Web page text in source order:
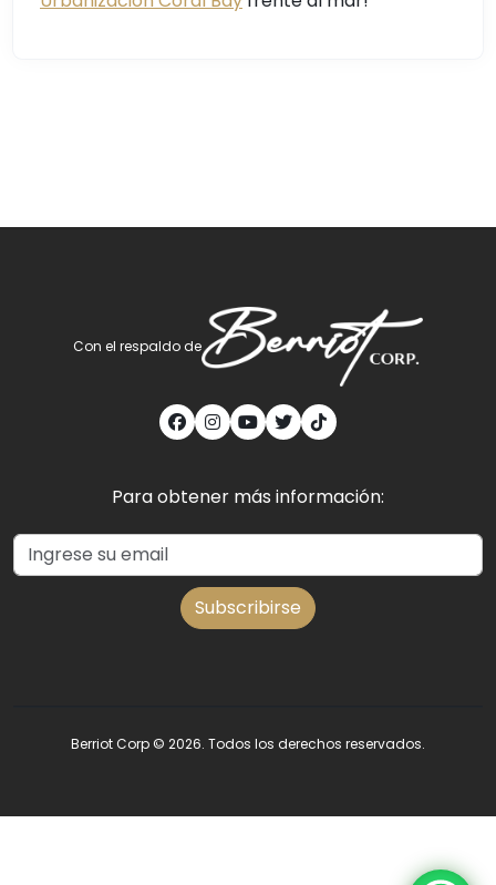
Con el respaldo de
Para obtener más información:
Subscribirse
Berriot Corp © 2026. Todos los derechos reservados.